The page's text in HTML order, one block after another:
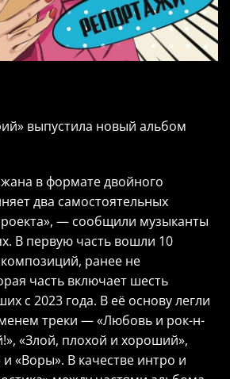
выпустила новый альбом
в формате двойного
два самостоятельных
— сообщили музыканты
В первую часть вошли 10
ранее не
часть включает шесть
с 2023 года. В её основу легли
треки — «Любовь и рок-н-
«Злой, плохой и хороший»,
«Воры». В качестве интро и